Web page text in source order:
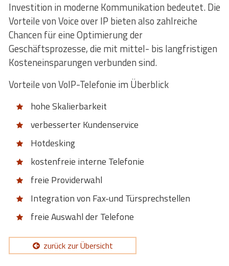
Investition in moderne Kommunikation bedeutet. Die
Vorteile von Voice over IP bieten also zahlreiche
Chancen für eine Optimierung der
Geschäftsprozesse, die mit mittel- bis langfristigen
Kosteneinsparungen verbunden sind.
Vorteile von VoIP-Telefonie im Überblick
hohe Skalierbarkeit
verbesserter Kundenservice
Hotdesking
kostenfreie interne Telefonie
freie Providerwahl
Integration von Fax-und Türsprechstellen
freie Auswahl der Telefone
zurück zur Übersicht